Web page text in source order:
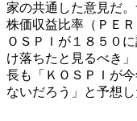
家の共通した意見だ
株価収益比率（ＰＥ
ＯＳＰＩが１８５０
け落ちたと見るべき
長も「ＫＯＳＰＩが
ないだろう」と予想し